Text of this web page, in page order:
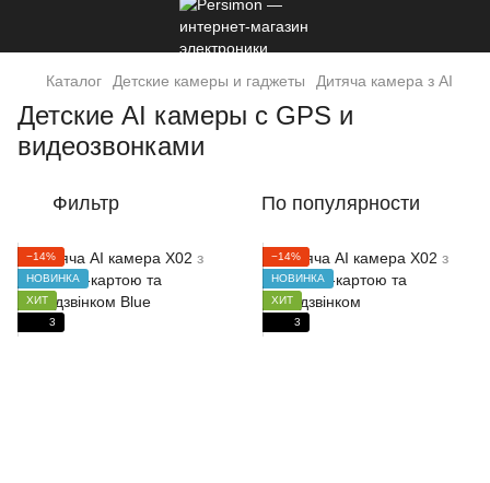
Каталог Детские камеры и гаджеты Дитяча камера з AI
Детские AI камеры с GPS и
видеозвонками
Фильтр По популярности
−14%
НОВИНКА
ХИТ
3
−14%
НОВИНКА
ХИТ
3